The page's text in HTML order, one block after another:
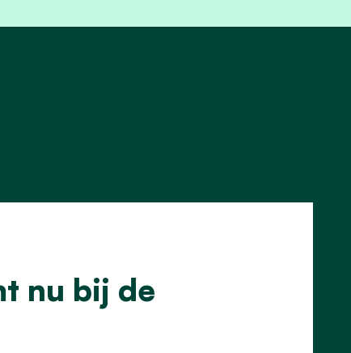
nu bij de